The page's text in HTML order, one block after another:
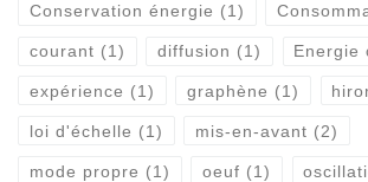
Conservation énergie (1)
courant (1) diffusion (1) Energie
expérience (1) graphène (1)
loi d'échelle (1) mis-en-avant (2)
mode propre (1) oeuf (1)